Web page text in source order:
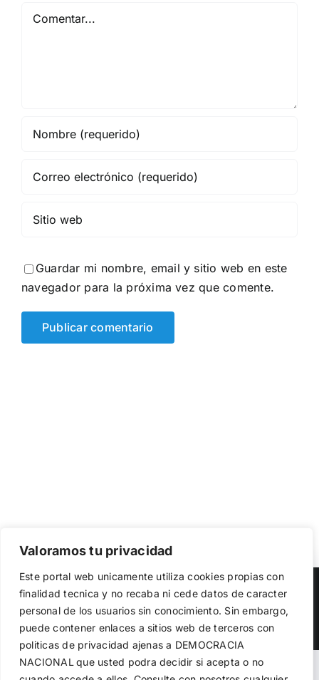
Valoramos tu privacidad
Este portal web unicamente utiliza cookies propias con
finalidad tecnica y no recaba ni cede datos de caracter
personal de los usuarios sin conocimiento. Sin embargo,
puede contener enlaces a sitios web de terceros con
politicas de privacidad ajenas a DEMOCRACIA
NACIONAL que usted podra decidir si acepta o no
Guardar mi nombre, email y sitio web en este
navegador para la próxima vez que comente.
Copyright 2023 | Democracia Nacional | All Rights Reserved
Facebook
TwitterInstagram
el funcionamiento de la web, medir su uso y mejorar
nuestros servicios. Puede aceptar todas las cookies,
rechazar las no necesarias o configurar sus preferencias.
Política de cookies
Aceptar todo